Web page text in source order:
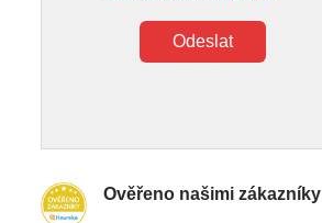
Odeslat
Ověřeno našimi zákazníky